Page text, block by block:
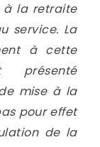
à la retraite
service. La
à cette
présenté
mise à la
pour effet
de la